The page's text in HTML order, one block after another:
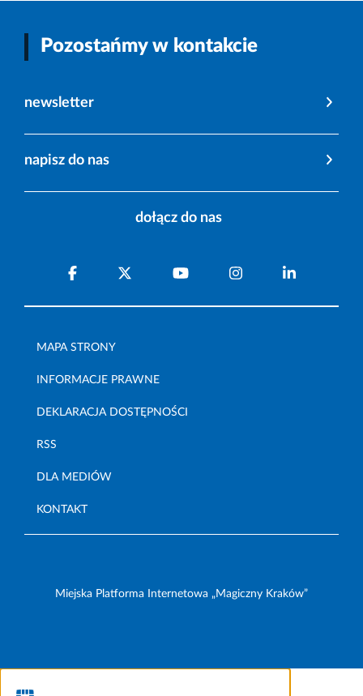
Pozostańmy w kontakcie
newsletter
napisz do nas
dołącz do nas
MAPA STRONY
INFORMACJE PRAWNE
DEKLARACJA DOSTĘPNOŚCI
RSS
DLA MEDIÓW
KONTAKT
Miejska Platforma Internetowa „Magiczny Kraków”